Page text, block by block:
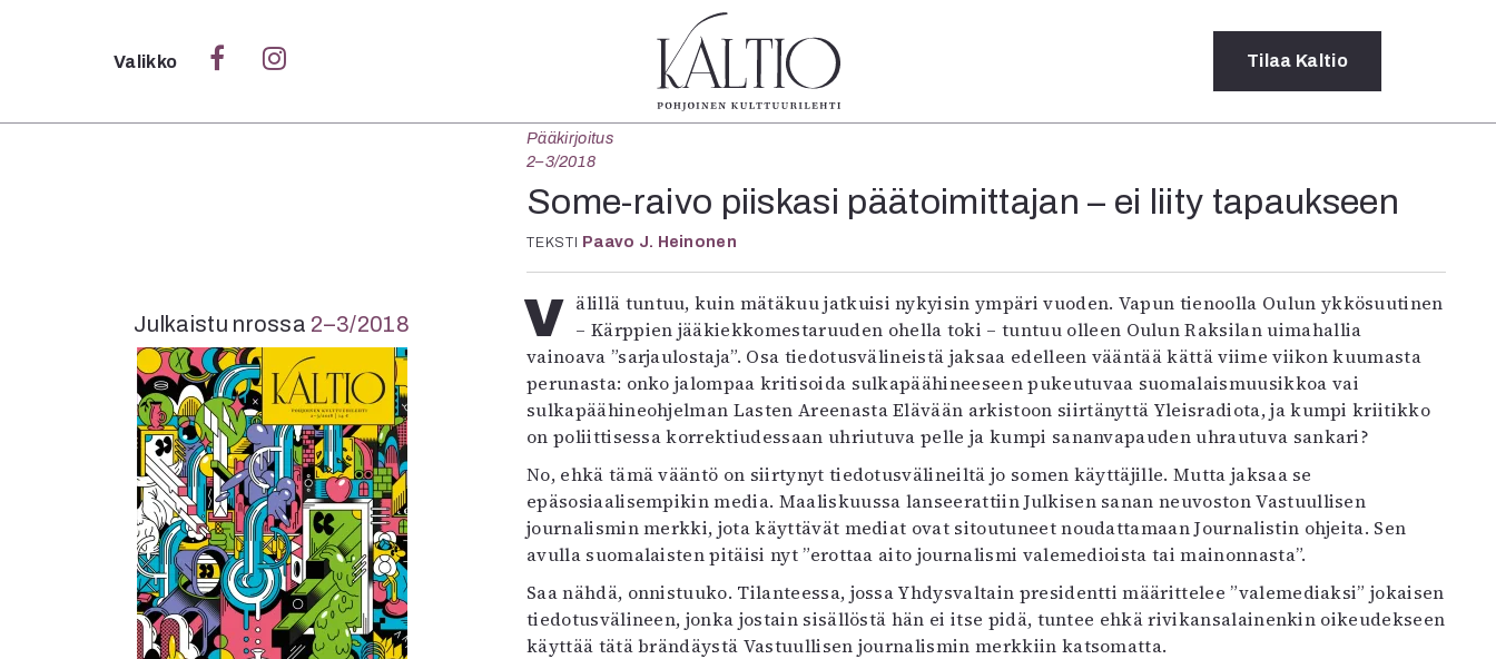
Sulje
Kategoriat
Verkkoartikkeli
Teatteri
Tanssi
Tanssi
Sarjakuva
Sámegillii
Pääkirjoitus
Paperilehdestä
Oulu2026
Näyttelyt
Levyt
Kuvataide
Kirjat
In English
Esitystaide
Arkisto
4/2026
2–3/2026
1/2026
6/2025
5/2025 saame
5/2025
Lehtiarkisto
Tilaus ja
irtonumerot
Toimitus
Mediatiedot
Kaltio ry
Valikko Tilaa Kaltio
Pääkirjoitus
2–3/2018
Some-raivo piiskasi päätoimittajan – ei liity tapaukseen
TEKSTI Paavo J. Heinonen
Välillä tuntuu, kuin mätäkuu jatkuisi nykyisin ympäri vuoden. Vapun tienoolla Oulun ykkösuutinen – Kärppien jääkiekkomestaruuden ohella toki – tuntuu olleen Oulun Raksilan uimahallia
vainoava ”sarjaulostaja”. Osa tiedotusvälineistä jaksaa edelleen vääntää kättä viime viikon kuumasta
perunasta: onko jalompaa kritisoida sulkapäähineeseen pukeutuvaa suomalaismuusikkoa vai
sulkapäähineohjelman Lasten Areenasta Elävään arkistoon siirtänyttä Yleisradiota, ja kumpi kriitikko
on poliittisessa korrektiudessaan uhriutuva pelle ja kumpi sananvapauden uhrautuva sankari?
No, ehkä tämä vääntö on siirtynyt tiedotusvälineiltä jo somen käyttäjille. Mutta jaksaa se
epäsosiaalisempikin media. Maaliskuussa lanseerattiin Julkisen sanan neuvoston Vastuullisen
journalismin merkki, jota käyttävät mediat ovat sitoutuneet noudattamaan Journalistin ohjeita. Sen
avulla suomalaisten pitäisi nyt ”erottaa aito journalismi valemedioista tai mainonnasta”.
Saa nähdä, onnistuuko. Tilanteessa, jossa Yhdysvaltain presidentti määrittelee ”valemediaksi” jokaisen
tiedotusvälineen, jonka jostain sisällöstä hän ei itse pidä, tuntee ehkä rivikansalainenkin oikeudekseen
käyttää tätä brändäystä Vastuullisen journalismin merkkiin katsomatta.
Julkaistu nrossa 2–3/2018